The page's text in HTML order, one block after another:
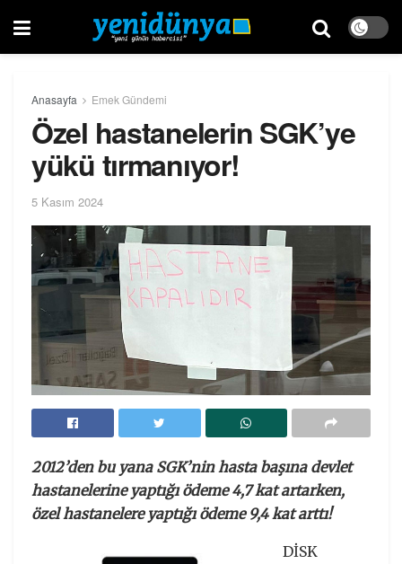
Anasayfa Emek Gündemi
Özel hastanelerin SGK’ye
yükü tırmanıyor!
5 Kasım 2024
2012’den bu yana SGK’nin hasta başına devlet
hastanelerine yaptığı ödeme 4,7 kat artarken,
özel hastanelere yaptığı ödeme 9,4 kat arttı!
DİSK